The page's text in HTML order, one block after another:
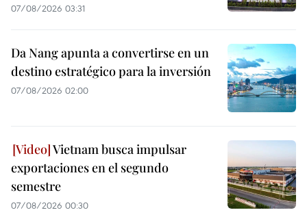
07/08/2026 03:31
Da Nang apunta a convertirse en un
destino estratégico para la inversión
07/08/2026 02:00
Vietnam busca impulsar
exportaciones en el segundo
semestre
07/08/2026 00:30